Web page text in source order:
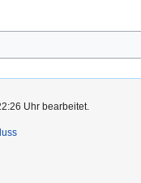
Uhr bearbeitet.